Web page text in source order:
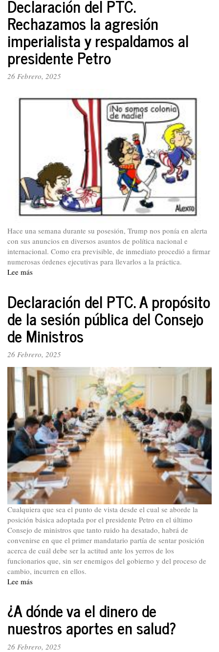
político
Unitarios
Declaración del PTC.
Rechazamos la agresión
imperialista y respaldamos al
presidente Petro
26 Febrero, 2025
Hace una semana durante su posesión, Trump nos ponía en alerta
con sus anuncios en diversos asuntos de política nacional e
internacional. Como era previsible, de inmediato procedió a firmar
numerosas órdenes ejecutivas para llevarlos a la práctica.
Lee más
PTC.
Rechazamos
la
agresión
imperialista
y
respaldamos
al
presidente
Petro
Declaración del PTC. A propósito
de la sesión pública del Consejo
de Ministros
26 Febrero, 2025
Cualquiera que sea el punto de vista desde el cual se aborde la
posición básica adoptada por el presidente Petro en el último
Consejo de ministros que tanto ruido ha desatado, habrá de
convenirse en que el primer mandatario partía de sentar posición
acerca de cuál debe ser la actitud ante los yerros de los
funcionarios que, sin ser enemigos del gobierno y del proceso de
cambio, incurren en ellos.
Lee más
PTC.
propósito
¿A dónde va el dinero de
nuestros aportes en salud?
26 Febrero, 2025